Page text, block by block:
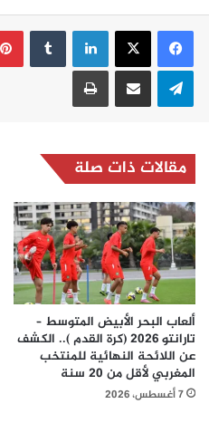
لينكدإن
تيلقرام مشاركة عبر البريد طباعة
مقالات ذات صلة
ألعاب البحر الأبيض المتوسط –
تارانتو 2026 (كرة القدم ).. الكشف
عن اللائحة النهائية للمنتخب
المغربي لأقل من 20 سنة
7 أغسطس، 2026